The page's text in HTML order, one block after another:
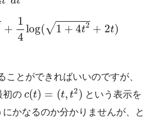
+
1
4
log(√1 + 4t2 + 2t)
ことができればいいのですが、
初の c(t) = (t, t2)
(t) t2
という表示を
かなるのか分かりませんが、と